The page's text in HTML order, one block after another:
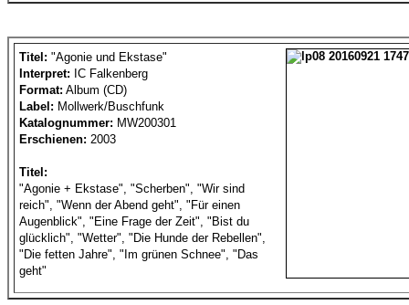
Titel: "Agonie und Ekstase"
Interpret: IC Falkenberg
Format: Album (CD)
Label: Mollwerk/Buschfunk
Katalognummer: MW200301
Erschienen: 2003
Titel:
"Agonie + Ekstase", "Scherben", "Wir sind
reich", "Wenn der Abend geht", "Für einen
Augenblick", "Eine Frage der Zeit", "Bist du
glücklich", "Wetter", "Die Hunde der Rebellen",
"Die fetten Jahre", "Im grünen Schnee", "Das
geht"